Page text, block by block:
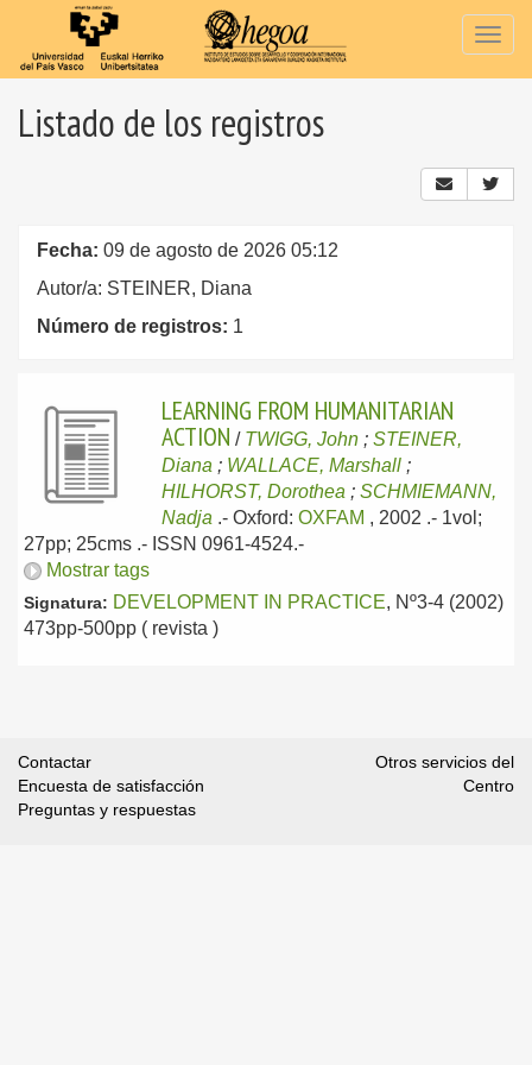
Listado de los registros
Fecha: 09 de agosto de 2026 05:12
Autor/a: STEINER, Diana
Número de registros: 1
LEARNING FROM HUMANITARIAN
ACTION / TWIGG, John ; STEINER,
Diana ; WALLACE, Marshall ;
HILHORST, Dorothea ; SCHMIEMANN,
Nadja .- Oxford: OXFAM , 2002 .- 1vol;
27pp; 25cms .- ISSN 0961-4524.-
Mostrar tags
Signatura: DEVELOPMENT IN PRACTICE, Nº3-4 (2002)
473pp-500pp ( revista )
Contactar
Encuesta de satisfacción
Preguntas y respuestas
Otros servicios del
Centro